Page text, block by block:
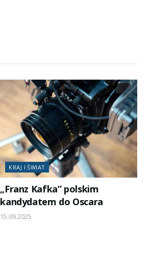
KRAJ I ŚWIAT
„Franz Kafka” polskim
kandydatem do Oscara
15.09.2025